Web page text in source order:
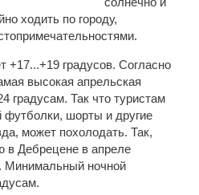
ходить по городу,
+17...+19 градусов. Согласно
высокая апрельская
градусам. Так что туристам
шорты и другие
может похолодать. Так,
в Дебрецене в апреле
Минимальный ночной